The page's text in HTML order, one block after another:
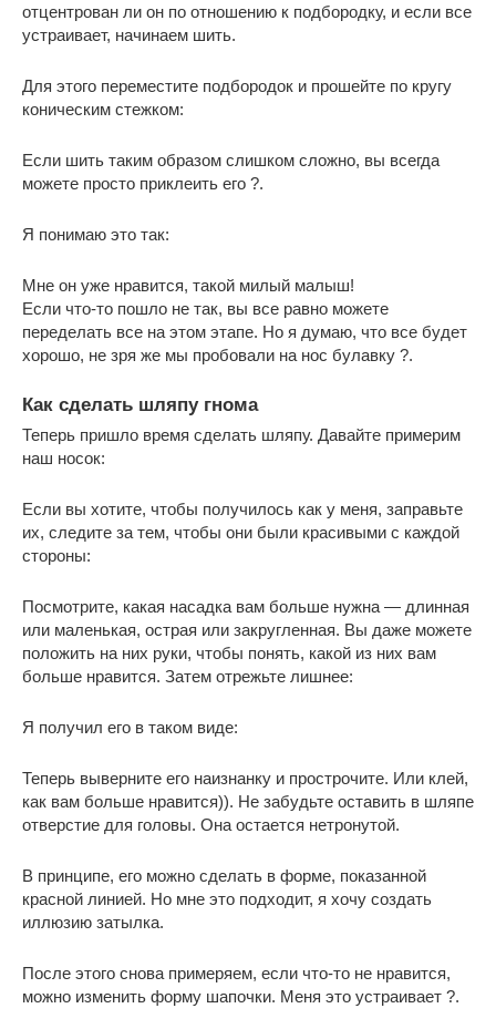
отцентрован ли он по отношению к подбородку, и если все
устраивает, начинаем шить.
Для этого переместите подбородок и прошейте по кругу
коническим стежком:
Если шить таким образом слишком сложно, вы всегда
можете просто приклеить его ?.
Я понимаю это так:
Мне он уже нравится, такой милый малыш!
Если что-то пошло не так, вы все равно можете
переделать все на этом этапе. Но я думаю, что все будет
хорошо, не зря же мы пробовали на нос булавку ?.
Как сделать шляпу гнома
Теперь пришло время сделать шляпу. Давайте примерим
наш носок:
Если вы хотите, чтобы получилось как у меня, заправьте
их, следите за тем, чтобы они были красивыми с каждой
стороны:
Посмотрите, какая насадка вам больше нужна — длинная
или маленькая, острая или закругленная. Вы даже можете
положить на них руки, чтобы понять, какой из них вам
больше нравится. Затем отрежьте лишнее:
Я получил его в таком виде:
Теперь выверните его наизнанку и прострочите. Или клей,
как вам больше нравится)). Не забудьте оставить в шляпе
отверстие для головы. Она остается нетронутой.
В принципе, его можно сделать в форме, показанной
красной линией. Но мне это подходит, я хочу создать
иллюзию затылка.
После этого снова примеряем, если что-то не нравится,
можно изменить форму шапочки. Меня это устраивает ?.